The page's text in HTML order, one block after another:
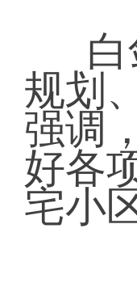
规划
强调
好各
宅小